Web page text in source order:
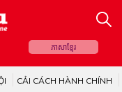
ភាសាខ្មែរ
CẢI CÁCH HÀNH CHÍNH